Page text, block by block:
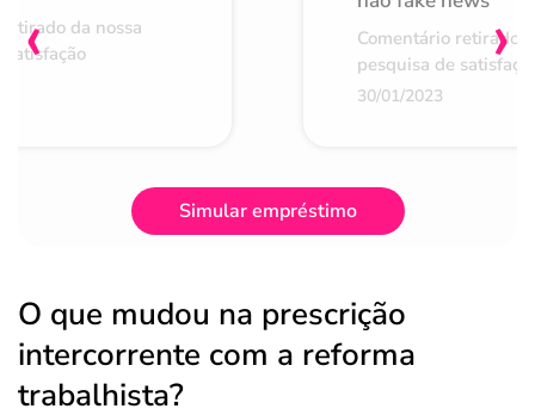
da nossa
Comentário retirado
pesquisa de
30/01/2023
‹ ›
Simular empréstimo
O que mudou na prescrição
intercorrente com a reforma
trabalhista?